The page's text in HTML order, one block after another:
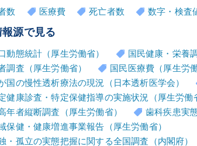
数 医療費 死亡者数 数字・検査
報源で見る
動態統計（厚生労働省）
国民健康・栄養
調査（厚生労働省）
国民医療費（厚生労働
国の慢性透析療法の現況（日本透析医学会）
健康診査・特定保健指導の実施状況（厚生労働
年者縦断調査（厚生労働省）
歯科疾患実
保健・健康増進事業報告（厚生労働省）
・孤立の実態把握に関する全国調査（内閣府）